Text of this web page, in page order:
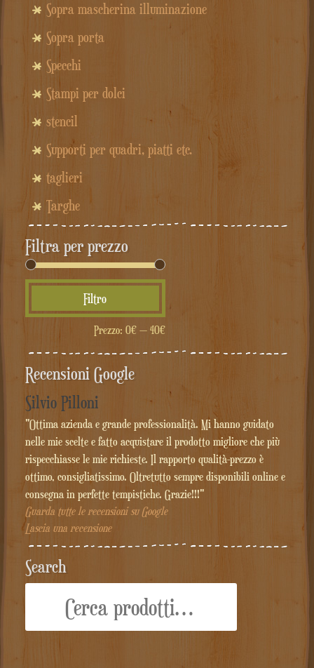
Sopra mascherina illuminazione
Sopra porta
Specchi
Stampi per dolci
stencil
Supporti per quadri, piatti etc.
taglieri
Targhe
Filtra per prezzo
Min
Max
Filtro
Prezzo: 0€— 40€
Recensioni Google
Silvio Pilloni
"Ottima azienda e grande professionalità. Mi hanno guidato
nelle mie scelte e fatto acquistare il prodotto migliore che più
rispecchiasse le mie richieste. Il rapporto qualità-prezzo è
ottimo, consigliatissimo. Oltretutto sempre disponibili online e
consegna in perfette tempistiche. Grazie!!!"
Guarda tutte le recensioni su Google
Lascia una recensione
Search